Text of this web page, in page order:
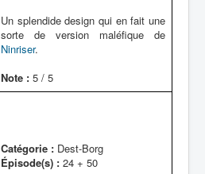
Un splendide design qui en fait une
sorte de version maléfique de
Ninriser.
Note : 5 / 5
Catégorie : Dest-Borg
Épisode(s) : 24 + 50